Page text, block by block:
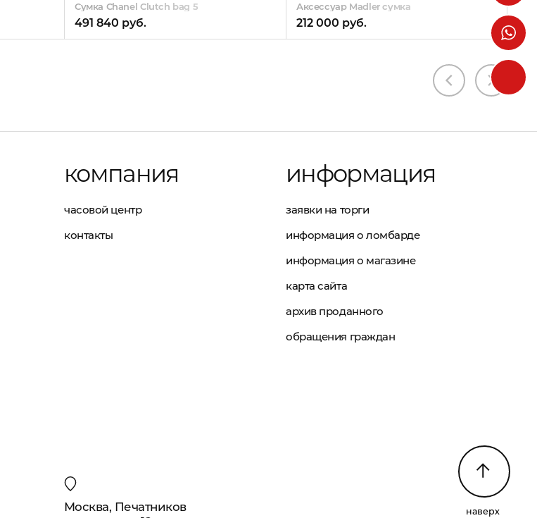
Сумка Chanel Clutch bag 5
491 840 руб.
Аксессуар Madler сумка
212 000 руб.
компания
часовой центр
контакты
информация
заявки на торги
информация о ломбарде
информация о магазине
карта сайта
архив проданного
обращения граждан
Москва, Печатников
наверх